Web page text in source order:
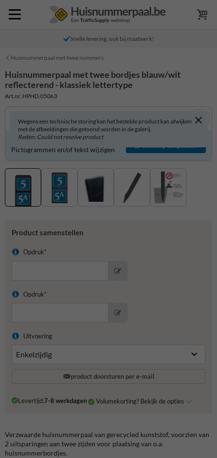
Snelle levering, ook bij maatwerk!
Huisnummerpaal met twee nummers
Huisnummerpaal met twee bordjes blauw/wit
reflecterend - klassiek lettertype
Art.nr. HPHD.05063
Wegens een technische storing kan het bestelde product kan afwijken
met de afbeeldingen die getoond worden in de galerij.
Reden: Could not resolve product
Product zelf aanpassen?
Pictogrammen en/of tekst wijzigen
Ontwerp aanpassen
Product samenstellen
Opdruk*
Opdruk*
Uitvoering
product doorsturen per e-mail
Levertijd:7-8 werkdagen Volumekorting? Bekijk de opties
Verzwaarde huisnummerpaal van gerecycled kunststof, voorzien van
2 uitsparingen aan twee zijden voor plaatsing van o.a.
huisnummerbordjes.